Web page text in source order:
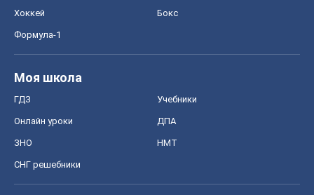
Хоккей Бокс
Формула-1
Моя школа
ГДЗ Учебники
Онлайн уроки ДПА
ЗНО НМТ
СНГ решебники